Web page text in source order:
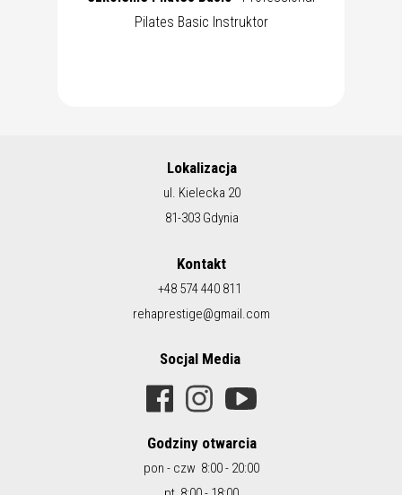
Pilates Basic Instruktor
Godziny otwarcia
pon - czw 8:00 - 20:00
Socjal Media
Kontakt
+48 574 440 811
rehaprestige@gmail.com
Lokalizacja
ul. Kielecka 20
81-303 Gdynia